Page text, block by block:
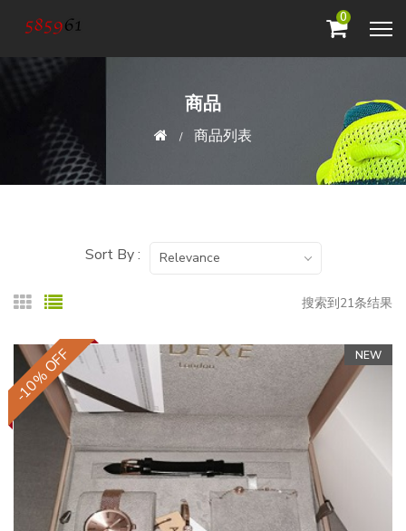
0
商品
商品列表
搜索到21条结果
Sort By : Relevance
NEW
-10% OFF